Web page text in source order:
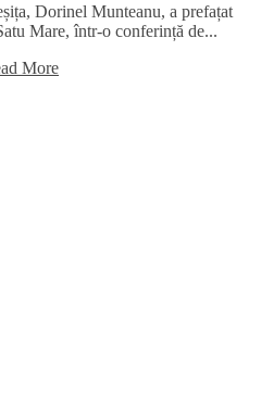
Dorinel Munteanu, a prefațat
Mare, într-o conferință de...
More